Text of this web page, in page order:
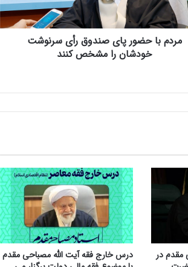
مردم با حضور پای صندوق رأی سرنوشت‌
خودشان را مشخص کنند
مقدم در
درس خارج فقه آیت الله مصباحی مقدم